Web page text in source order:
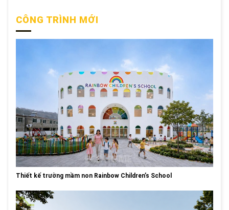
CÔNG TRÌNH MỚI
Thiết kế trường mầm non Rainbow Children’s School